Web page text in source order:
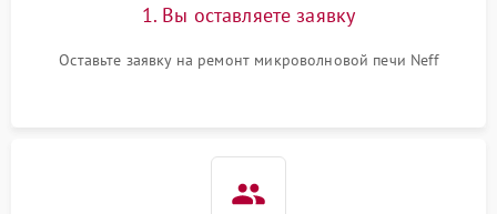
Не работают сенсорные
1000 ₽
1. Вы оставляете заявку
Оставьте заявку на ремонт микроволновой печи Neff